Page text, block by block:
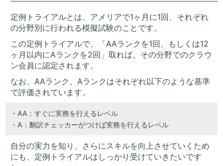
定例トライアルとは、アメリアで1ヶ月に1回、それぞれ
の分野別に行われる模擬試験のことです。
この定例トライアルで、「AAランクを1回、もしくは12
ヶ月以内にAランクを2回」取れば、その分野でのクラウ
ン会員に認定されます。
なお、AAランク、Aランクはそれぞれ以下のような基準
で評価されています。
・AA：すぐに実務を行えるレベル
・A：翻訳チェッカーがつけば実務を行えるレベル
自分の実力を知り、さらにスキルを向上させていくため
にも、定例トライアルはしっかり受けていきたいです